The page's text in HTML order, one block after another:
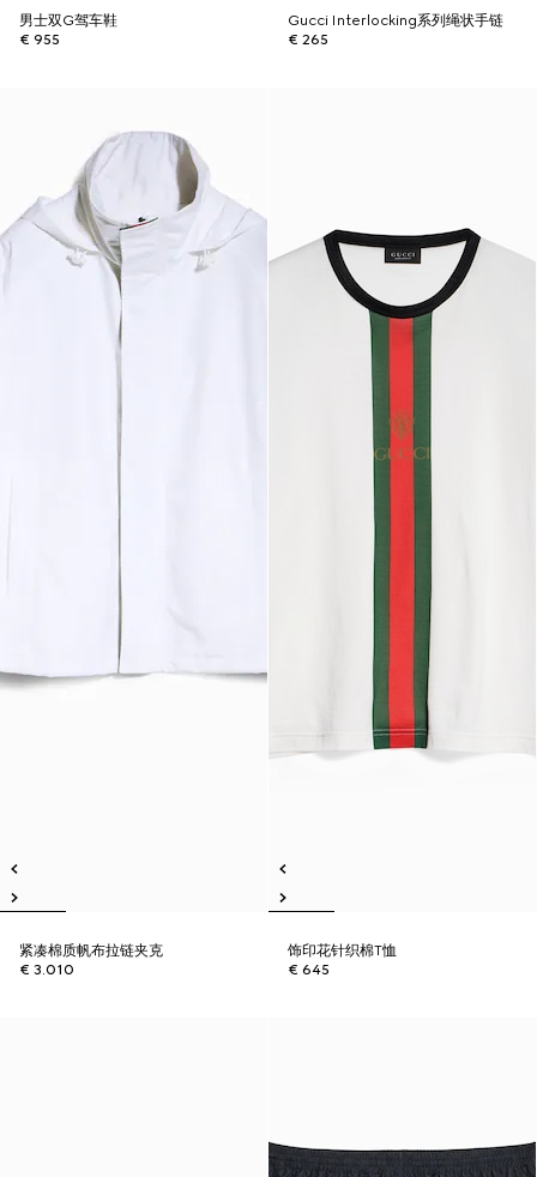
男士双G驾车鞋
€ 955
Gucci Interlocking系列绳状手链
€ 265
紧凑棉质帆布拉链夹克
€ 3.010
饰印花针织棉T恤
€ 645